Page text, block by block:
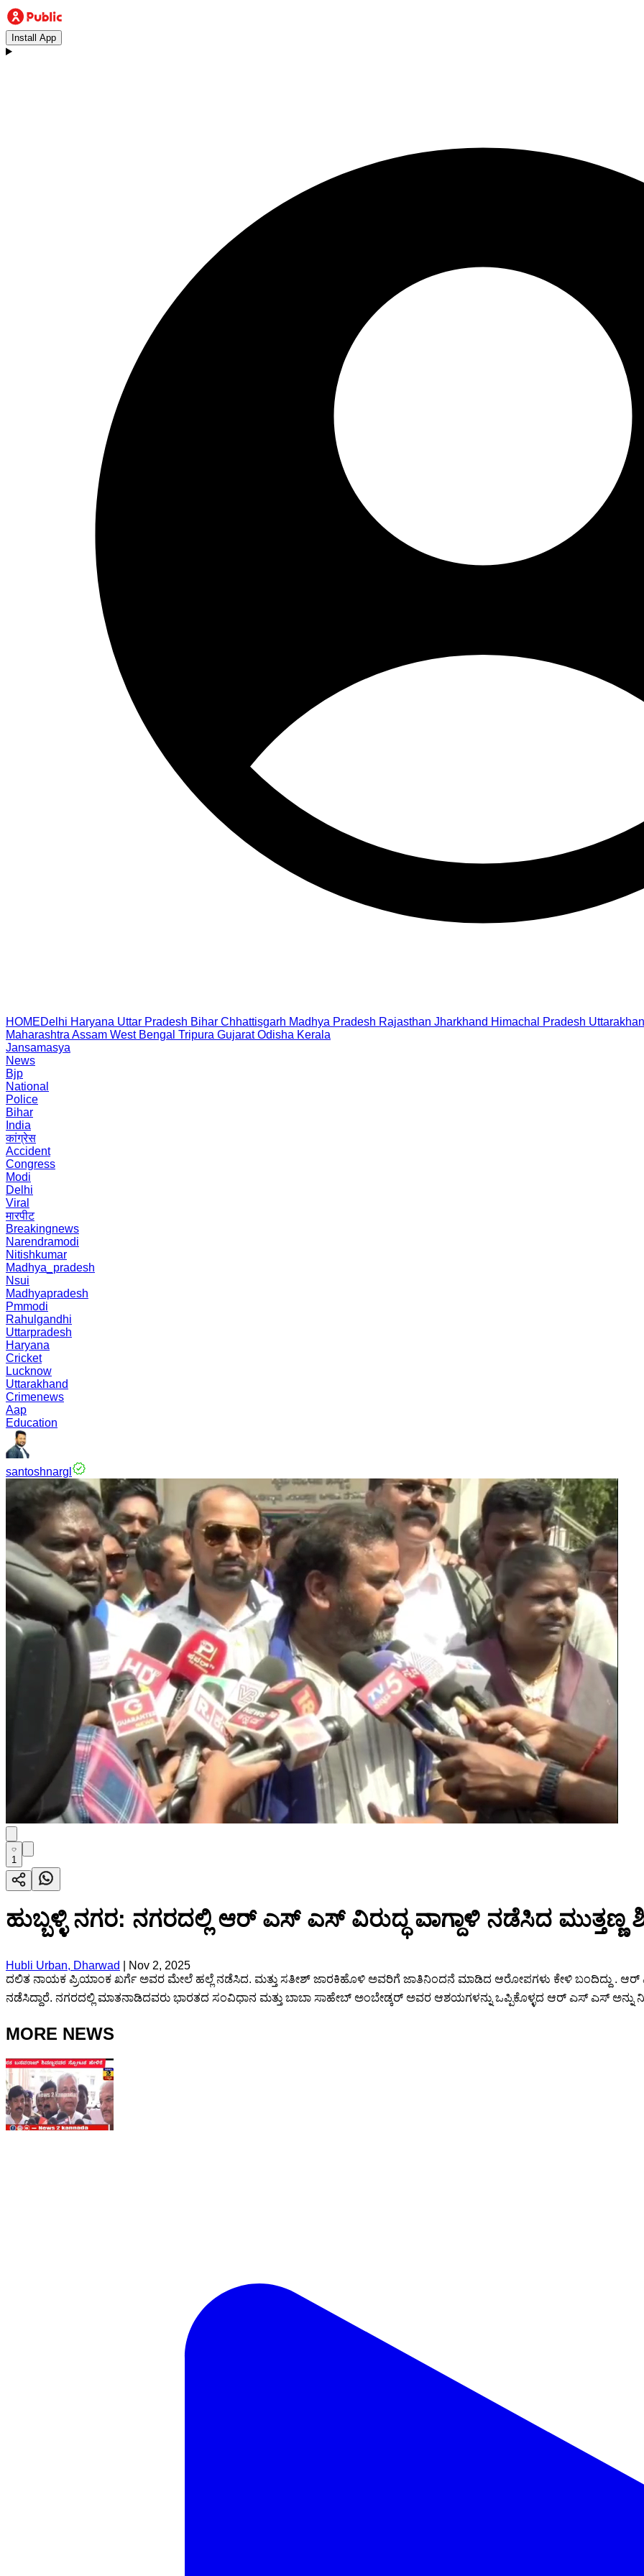
Install App
HOMEDelhi Haryana Uttar Pradesh Bihar Chhattisgarh Madhya Pradesh Rajasthan Jharkhand Himachal Pradesh
Maharashtra Assam West Bengal Tripura Gujarat Odisha Kerala
Jansamasya
News
Bjp
National
Police
Bihar
India
कांग्रेस
Accident
Congress
Modi
Delhi
Viral
मारपीट
Breakingnews
Narendramodi
Nitishkumar
Madhya_pradesh
Nsui
Madhyapradesh
Pmmodi
Rahulgandhi
Uttarpradesh
Haryana
Cricket
Lucknow
Uttarakhand
Crimenews
Aap
Education
santoshnargl
1
ಹುಬ್ಬಳ್ಳಿ ನಗರ: ನಗರದಲ್ಲಿ ಆರ್ ಎಸ್ ಎಸ್ ವಿರುದ್ಧ ವಾಗ್ದಾಳಿ ನಡೆಸಿದ ಮುತ್ತಣ್ಣ
Hubli Urban, Dharwad
Nov 2, 2025
ದಲಿತ ನಾಯಕ ಪ್ರಿಯಾಂಕ ಖರ್ಗೆ ಅವರ ಮೇಲೆ ಹಲ್ಲೆ ನಡೆಸಿದ. ಮತ್ತು ಸತೀಶ್ ಜಾರಕಿಹೊಳಿ ಅವರಿಗೆ ಜಾತಿನಿಂದನೆ ಮಾಡಿದ ಆರೋಪಗಳು ಕೇಳಿ ಬಂದಿದ್ದು .
ನಡೆಸಿದ್ದಾರೆ. ನಗರದಲ್ಲಿ ಮಾತನಾಡಿದವರು ಭಾರತದ ಸಂವಿಧಾನ ಮತ್ತು ಬಾಬಾ ಸಾಹೇಬ್ ಅಂಬೇಡ್ಕರ್ ಅವರ ಆಶಯಗಳನ್ನು ಒಪ್ಪಿಕೊಳ್ಳದ ಆರ್ ಎಸ್ ಎಸ್ ಅನ್ನು
MORE NEWS